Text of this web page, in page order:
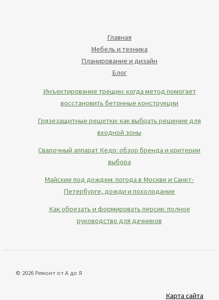
Главная
Мебель и техника
Планирование и дизайн
Блог
Инъектирование трещин: когда метод помогает
восстановить бетонные конструкции
Грязезащитные решетки: как выбрать решение для
входной зоны
Сварочный аппарат Кедр: обзор бренда и критерии
выбора
Майские под дождем: погода в Москве и Санкт-
Петербурге, дожди и похолодание
Как обрезать и формировать персик: полное
руководство для дачников
© 2026 Ремонт от А до Я
Карта сайта